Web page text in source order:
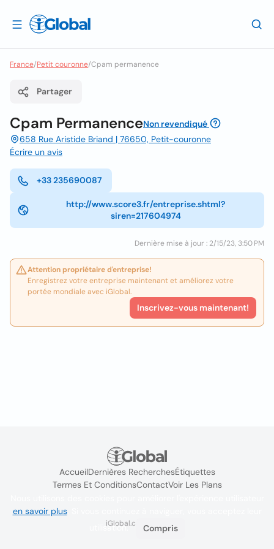
France/Petit couronne/Cpam permanence
Partager
Cpam PermanenceNon revendiqué
658 Rue Aristide Briand | 76650, Petit-couronne
Écrire un avis
+33 235690087
http://www.score3.fr/entreprise.shtml?
siren=217604974
Dernière mise à jour : 2/15/23, 3:50 PM
Attention propriétaire d'entreprise!
Enregistrez votre entreprise maintenant et améliorez votre
portée mondiale avec iGlobal.
Inscrivez-vous maintenant!
AccueilDernières RecherchesÉtiquettes
Termes Et ConditionsContactVoir Les Plans
iGlobal.co @ 2024
en savoir plus. Si vous continuez à naviguer, vous acceptez leur
utilisation.
Compris